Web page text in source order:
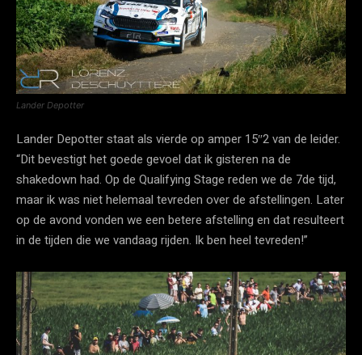
Lander Depotter
Lander Depotter staat als vierde op amper 15″2 van de leider.
“Dit bevestigt het goede gevoel dat ik gisteren na de
shakedown had. Op de Qualifying Stage reden we de 7de tijd,
maar ik was niet helemaal tevreden over de afstellingen. Later
op de avond vonden we een betere afstelling en dat resulteert
in de tijden die we vandaag rijden. Ik ben heel tevreden!”